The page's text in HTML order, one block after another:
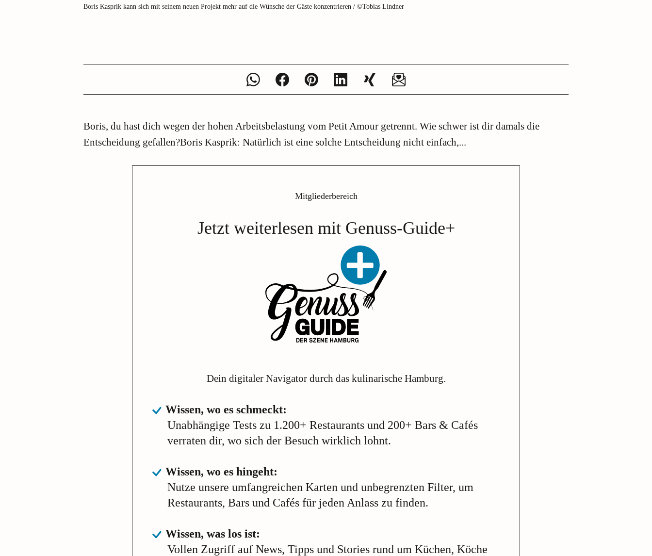
Boris Kasprik kann sich mit seinem neuen Projekt mehr auf die Wünsche der Gäste konzentrieren / ©Tobias Lindner
Boris, du hast dich wegen der hohen Arbeitsbelastung vom Petit Amour getrennt. Wie schwer ist dir damals die
Entscheidung gefallen?Boris Kasprik: Natürlich ist eine solche Entscheidung nicht einfach,...
Mitgliederbereich
Jetzt weiterlesen mit Genuss-Guide+
Dein digitaler Navigator durch das kulinarische Hamburg.
Wissen, wo es schmeckt:
Unabhängige Tests zu 1.200+ Restaurants und 200+ Bars & Cafés
verraten dir, wo sich der Besuch wirklich lohnt.
Wissen, wo es hingeht:
Nutze unsere umfangreichen Karten und unbegrenzten Filter, um
Restaurants, Bars und Cafés für jeden Anlass zu finden.
Wissen, was los ist:
Vollen Zugriff auf News, Tipps und Stories rund um Küchen, Köche